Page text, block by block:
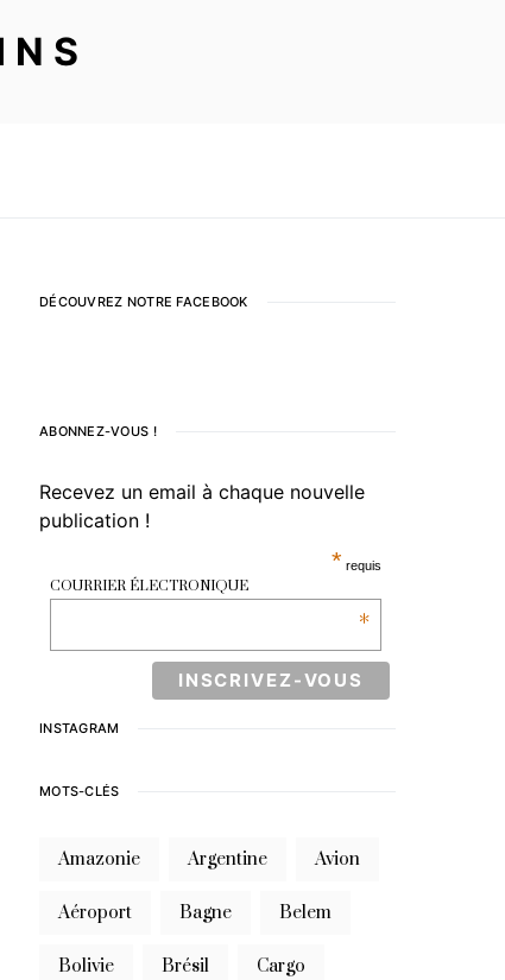
DÉCOUVREZ NOTRE FACEBOOK
ABONNEZ-VOUS !
Recevez un email à chaque nouvelle
publication !
* requis
COURRIER ÉLECTRONIQUE
*
INSTAGRAM
MOTS-CLÉS
Amazonie Argentine Avion
Aéroport Bagne Belem
Bolivie Brésil Cargo